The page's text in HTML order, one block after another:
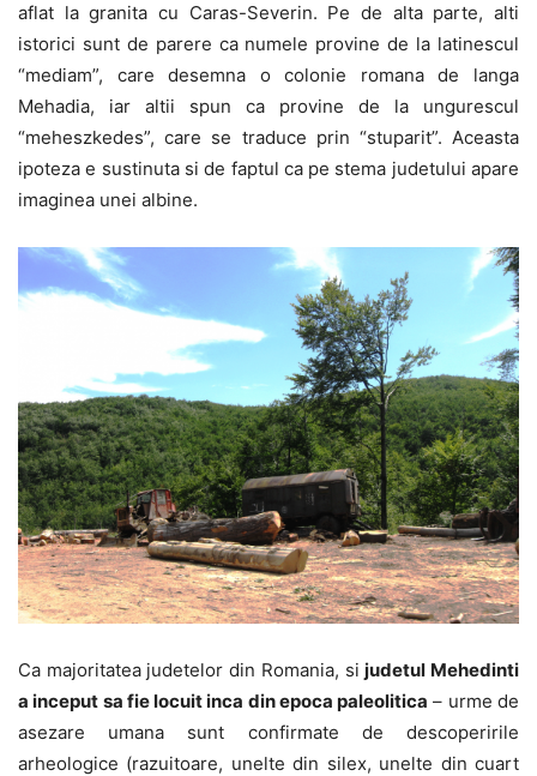
aflat la granita cu Caras-Severin. Pe de alta parte, alti
istorici sunt de parere ca numele provine de la latinescul
“mediam”, care desemna o colonie romana de langa
Mehadia, iar altii spun ca provine de la ungurescul
“meheszkedes”, care se traduce prin “stuparit”. Aceasta
ipoteza e sustinuta si de faptul ca pe stema judetului apare
imaginea unei albine.
Ca majoritatea judetelor din Romania, sijudetul Mehedinti
a inceput sa fie locuit inca din epoca paleolitica – urme de
asezare umana sunt confirmate de descoperirile
arheologice (razuitoare, unelte din silex, unelte din cuart